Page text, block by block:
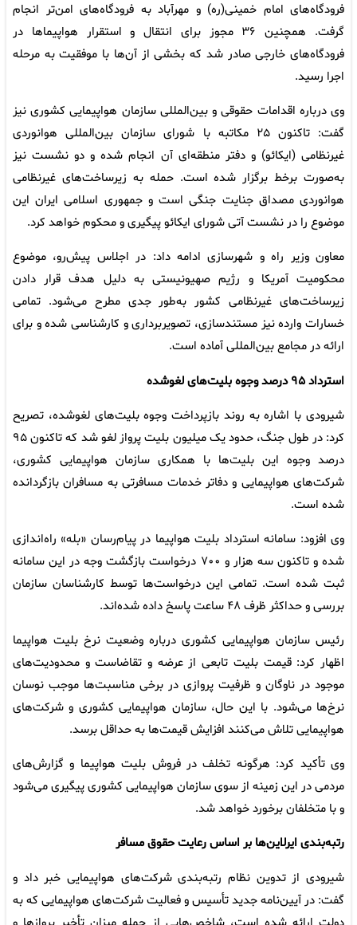
فرودگاه‌های امام خمینی(ره) و مهرآباد به فرودگاه‌های امن‌تر انجام
گرفت. همچنین ۳۶ مجوز برای انتقال و استقرار هواپیماها در
فرودگاه‌های خارجی صادر شد که بخشی از آن‌ها با موفقیت به مرحله
اجرا رسید.
وی درباره اقدامات حقوقی و بین‌المللی سازمان هواپیمایی کشوری نیز
گفت: تاکنون ۲۵ مکاتبه با شورای سازمان بین‌المللی هوانوردی
غیرنظامی (ایکائو) و دفتر منطقه‌ای آن انجام شده و دو نشست نیز
به‌صورت برخط برگزار شده است. حمله به زیرساخت‌های غیرنظامی
هوانوردی مصداق جنایت جنگی است و جمهوری اسلامی ایران این
موضوع را در نشست آتی شورای ایکائو پیگیری و محکوم خواهد کرد.
معاون وزیر راه و شهرسازی ادامه داد: در اجلاس پیش‌رو، موضوع
محکومیت آمریکا و رژیم صهیونیستی به دلیل هدف قرار دادن
زیرساخت‌های غیرنظامی کشور به‌طور جدی مطرح می‌شود. تمامی
خسارات وارده نیز مستندسازی، تصویربرداری و کارشناسی شده و برای
ارائه در مجامع بین‌المللی آماده است.
استرداد ۹۵ درصد وجوه بلیت‌های لغوشده
شیرودی با اشاره به روند بازپرداخت وجوه بلیت‌های لغوشده، تصریح
کرد: در طول جنگ، حدود یک میلیون بلیت پرواز لغو شد که تاکنون ۹۵
درصد وجوه این بلیت‌ها با همکاری سازمان هواپیمایی کشوری،
شرکت‌های هواپیمایی و دفاتر خدمات مسافرتی به مسافران بازگردانده
شده است.
وی افزود: سامانه استرداد بلیت هواپیما در پیام‌رسان «بله» راه‌اندازی
شده و تاکنون سه هزار و ۷۰۰ درخواست بازگشت وجه در این سامانه
ثبت شده است. تمامی این درخواست‌ها توسط کارشناسان سازمان
بررسی و حداکثر ظرف ۴۸ ساعت پاسخ داده شده‌اند.
رئیس سازمان هواپیمایی کشوری درباره وضعیت نرخ بلیت هواپیما
اظهار کرد: قیمت بلیت تابعی از عرضه و تقاضاست و محدودیت‌های
موجود در ناوگان و ظرفیت پروازی در برخی مناسبت‌ها موجب نوسان
نرخ‌ها می‌شود. با این حال، سازمان هواپیمایی کشوری و شرکت‌های
هواپیمایی تلاش می‌کنند افزایش قیمت‌ها به حداقل برسد.
وی تأکید کرد: هرگونه تخلف در فروش بلیت هواپیما و گزارش‌های
مردمی در این زمینه از سوی سازمان هواپیمایی کشوری پیگیری می‌شود
و با متخلفان برخورد خواهد شد.
رتبه‌بندی ایرلاین‌ها بر اساس رعایت حقوق مسافر
شیرودی از تدوین نظام رتبه‌بندی شرکت‌های هواپیمایی خبر داد و
گفت: در آیین‌نامه جدید تأسیس و فعالیت شرکت‌های هواپیمایی که به